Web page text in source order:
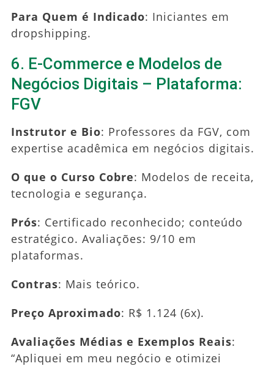
Para Quem é Indicado: Iniciantes em
dropshipping.
6. E-Commerce e Modelos de
Negócios Digitais – Plataforma:
FGV
Instrutor e Bio: Professores da FGV, com
expertise acadêmica em negócios digitais.
O que o Curso Cobre: Modelos de receita,
tecnologia e segurança.
Prós: Certificado reconhecido; conteúdo
estratégico. Avaliações: 9/10 em
plataformas.
Contras: Mais teórico.
Preço Aproximado: R$ 1.124 (6x).
Avaliações Médias e Exemplos Reais:
“Apliquei em meu negócio e otimizei